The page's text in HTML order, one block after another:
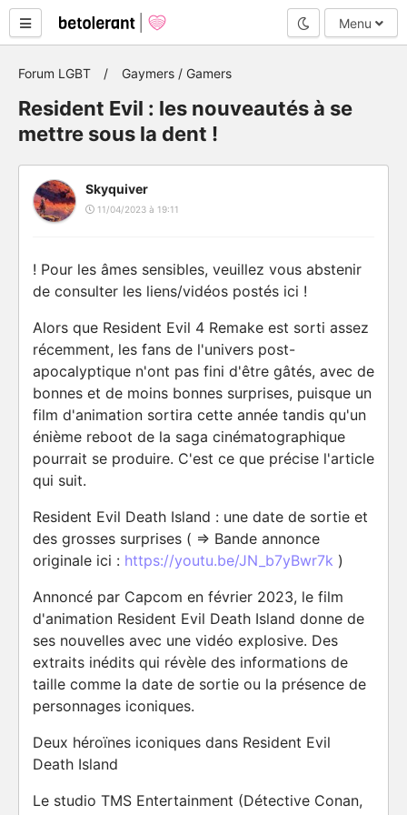
Mode nuit
Menu
Forum LGBT Gaymers / Gamers
Resident Evil : les nouveautés à se
mettre sous la dent !
Skyquiver
11/04/2023 à 19:11
! Pour les âmes sensibles, veuillez vous abstenir
de consulter les liens/vidéos postés ici !
Alors que Resident Evil 4 Remake est sorti assez
récemment, les fans de l'univers post-
apocalyptique n'ont pas fini d'être gâtés, avec de
bonnes et de moins bonnes surprises, puisque un
film d'animation sortira cette année tandis qu'un
énième reboot de la saga cinématographique
pourrait se produire. C'est ce que précise l'article
qui suit.
Resident Evil Death Island : une date de sortie et
des grosses surprises ( => Bande annonce
originale ici : https://youtu.be/JN_b7yBwr7k )
Annoncé par Capcom en février 2023, le film
d'animation Resident Evil Death Island donne de
ses nouvelles avec une vidéo explosive. Des
extraits inédits qui révèle des informations de
taille comme la date de sortie ou la présence de
personnages iconiques.
Deux héroïnes iconiques dans Resident Evil
Death Island
Le studio TMS Entertainment (Détective Conan,